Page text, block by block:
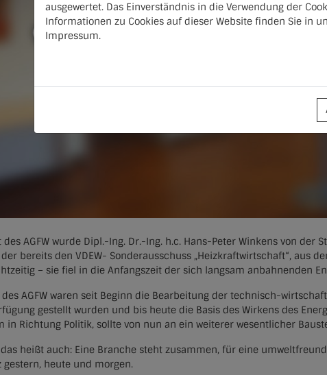
des AGFW wurde Dipl.-Ing. Dr.-Ing. h.c. Hans-Peter Winkens von
bereits den VDEW- Sonderausschuss „Heizkraftwirtschaft“, aus
– sie fiel in die Anfangszeit der sich langsam anbahnenden
AGFW waren seit Beginn die Bearbeitung der technisch-
gestellt wurden und bis heute die Basis des Wirkens des
in Richtung Politik, sollte von nun an ein weiterer wesentlicher
das heißt auch: Eine Branche steht zusammen, für eine
gestern, heute und morgen.
ausgewertet. Das Einverständnis in die Verwendung der
Informationen zu Cookies auf dieser Website finden Sie in
Impressum.